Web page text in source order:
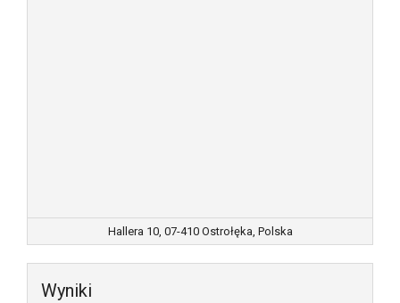
Hallera 10, 07-410 Ostrołęka, Polska
Wyniki